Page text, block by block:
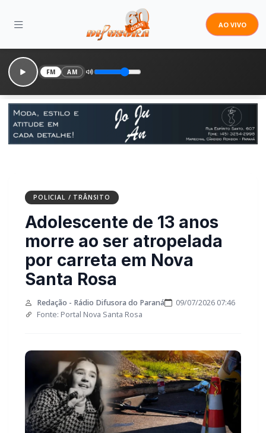
AO VIVO
FM AM
POLICIAL / TRÂNSITO
Adolescente de 13 anos
morre ao ser atropelada
por carreta em Nova
Santa Rosa
Redação - Rádio Difusora do Paraná
09/07/2026 07:46
Fonte: Portal Nova Santa Rosa